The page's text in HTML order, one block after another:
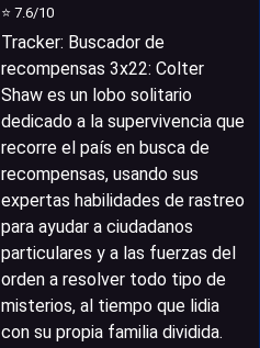
⭐ 7.6/10
Tracker: Buscador de
recompensas 3x22: Colter
Shaw es un lobo solitario
dedicado a la supervivencia que
recorre el país en busca de
recompensas, usando sus
expertas habilidades de rastreo
para ayudar a ciudadanos
particulares y a las fuerzas del
orden a resolver todo tipo de
misterios, al tiempo que lidia
con su propia familia dividida.